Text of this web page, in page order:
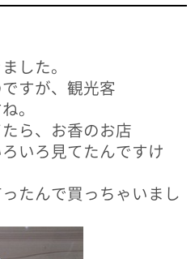
した。
すが、観光客
。
ら、お香のお店
いろ見てたんですけ
たんで買っちゃいまし